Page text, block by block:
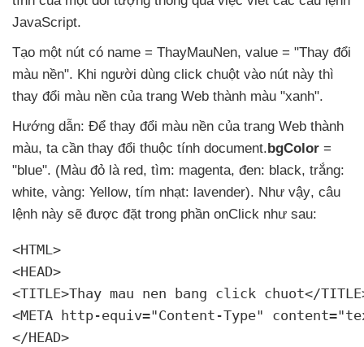
JavaScript.
Tạo một nút có name = ThayMauNen, value = "Thay đổi
màu nền". Khi người dùng click chuột vào nút này thì
thay đổi màu nền của trang Web thành màu "xanh".
Hướng dẫn: Để thay đổi màu nền của trang Web thành
màu, ta cần thay đổi thuộc tính document.bgColor =
"blue". (Màu đỏ là red, tìm: magenta, đen: black, trắng:
white, vàng: Yellow, tím nhạt: lavender). Như vậy, câu
lệnh này sẽ được đặt trong phần onClick như sau:
<HTML>
<HEAD>
<TITLE>Thay mau nen bang click chuot</
<META http-equiv="Content-Type"
</HEAD>